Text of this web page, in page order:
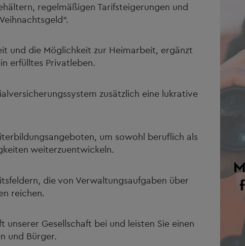
regelmäßigen Tarifsteigerungen und
und die Möglichkeit zur Heimarbeit, ergänzt
erfülltes Privatleben.
zusätzlich eine lukrative
um sowohl beruflich als
weiterzuentwickeln.
die von Verwaltungsaufgaben über
reichen.
Gesellschaft bei und leisten Sie einen
und Bürger.